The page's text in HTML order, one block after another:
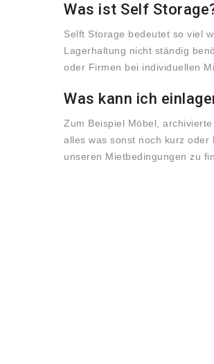
Was ist Self
Selft Storage bedeutet so viel
Lagerhaltung nicht ständig
oder Firmen bei individuellen
Was kann ich
Zum Beispiel Möbel,
alles was sonst noch kurz oder
unseren Mietbedingungen zu